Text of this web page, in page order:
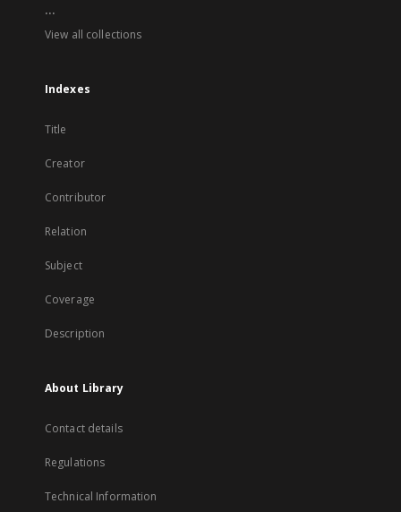
...
View all collections
Indexes
Title
Creator
Contributor
Relation
Subject
Coverage
Description
About Library
Contact details
Regulations
Technical Information